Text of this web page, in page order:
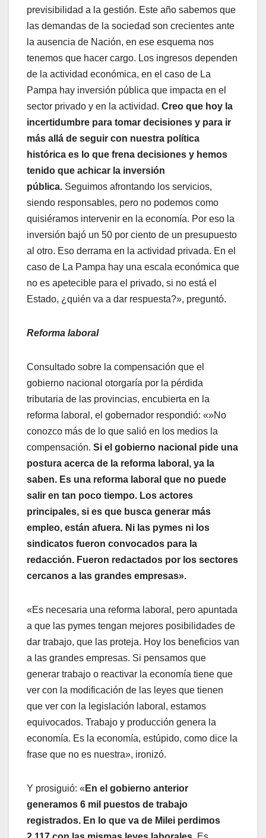
previsibilidad a la gestión. Este año sabemos que
las demandas de la sociedad son crecientes ante
la ausencia de Nación, en ese esquema nos
tenemos que hacer cargo. Los ingresos dependen
de la actividad económica, en el caso de La
Pampa hay inversión pública que impacta en el
sector privado y en la actividad. Creo que hoy la
incertidumbre para tomar decisiones y para ir
más allá de seguir con nuestra política
histórica es lo que frena decisiones y hemos
tenido que achicar la inversión
pública. Seguimos afrontando los servicios,
siendo responsables, pero no podemos como
quisiéramos intervenir en la economía. Por eso la
inversión bajó un 50 por ciento de un presupuesto
al otro. Eso derrama en la actividad privada. En el
caso de La Pampa hay una escala económica que
no es apetecible para el privado, si no está el
Estado, ¿quién va a dar respuesta?», preguntó.
Reforma laboral
Consultado sobre la compensación que el
gobierno nacional otorgaría por la pérdida
tributaria de las provincias, encubierta en la
reforma laboral, el gobernador respondió: «»No
conozco más de lo que salió en los medios la
compensación. Si el gobierno nacional pide una
postura acerca de la reforma laboral, ya la
saben. Es una reforma laboral que no puede
salir en tan poco tiempo. Los actores
principales, si es que busca generar más
empleo, están afuera. Ni las pymes ni los
sindicatos fueron convocados para la
redacción. Fueron redactados por los sectores
cercanos a las grandes empresas».
«Es necesaria una reforma laboral, pero apuntada
a que las pymes tengan mejores posibilidades de
dar trabajo, que las proteja. Hoy los beneficios van
a las grandes empresas. Si pensamos que
generar trabajo o reactivar la economía tiene que
ver con la modificación de las leyes que tienen
que ver con la legislación laboral, estamos
equivocados. Trabajo y producción genera la
economía. Es la economía, estúpido, como dice la
frase que no es nuestra», ironizó.
Y prosiguió: « En el gobierno anterior
generamos 6 mil puestos de trabajo
registrados. En lo que va de Milei perdimos